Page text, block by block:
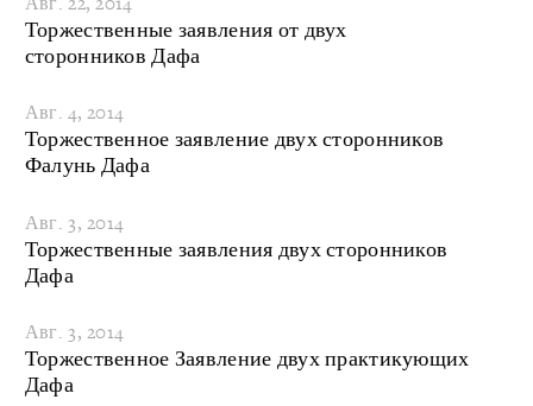
Торжественные заявления от двух
сторонников Дафа
Авг. 4, 2014
Торжественное заявление двух сторонников
Фалунь Дафа
Авг. 3, 2014
Торжественные заявления двух сторонников
Дафа
Авг. 3, 2014
Торжественное Заявление двух практикующих
Дафа